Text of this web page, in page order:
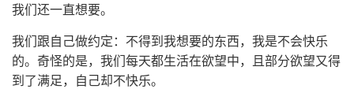
我们还一直想要。
我们跟自己做约定：不得到我想要的东西，我是不会快乐
的。奇怪的是，我们每天都生活在欲望中，且部分欲望又得
到了满足，自己却不快乐。